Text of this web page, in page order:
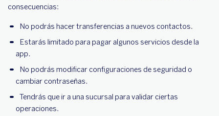
consecuencias:
No podrás hacer transferencias a nuevos contactos.
Estarás limitado para pagar algunos servicios desde la
app.
No podrás modificar configuraciones de seguridad o
cambiar contraseñas.
Tendrás que ir a una sucursal para validar ciertas
operaciones.